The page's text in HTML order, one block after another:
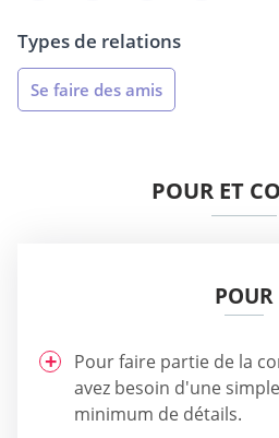
Types de relations
Se faire des amis
POUR ET
POUR
Pour faire partie de la
avez besoin d'une
minimum de détails.